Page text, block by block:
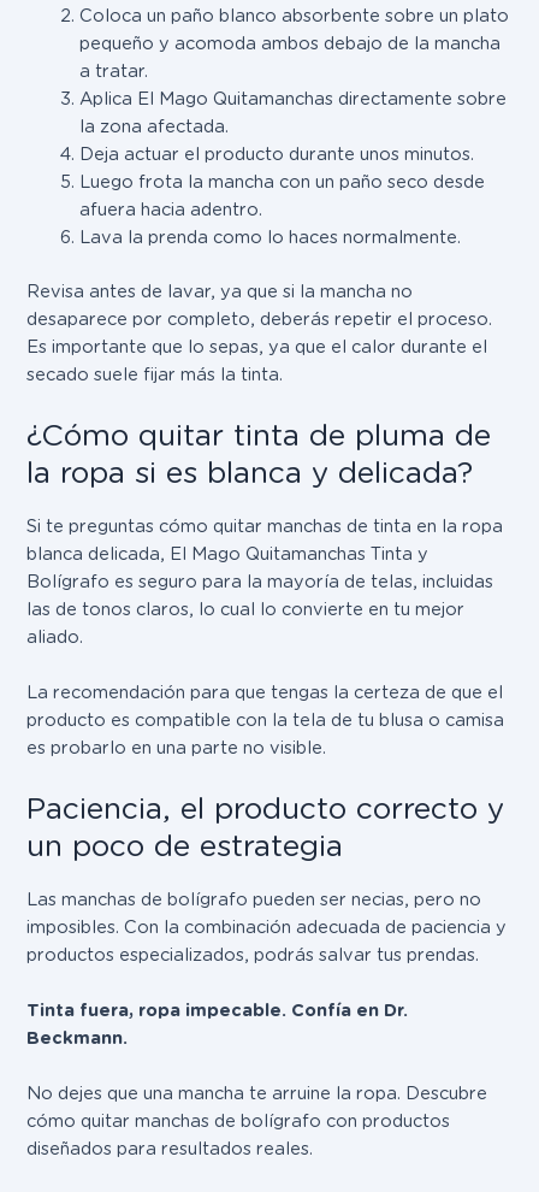
Coloca un paño blanco absorbente sobre un plato
pequeño y acomoda ambos debajo de la mancha
a tratar.
Aplica El Mago Quitamanchas directamente sobre
la zona afectada.
Deja actuar el producto durante unos minutos.
Luego frota la mancha con un paño seco desde
afuera hacia adentro.
Lava la prenda como lo haces normalmente.
Revisa antes de lavar, ya que si la mancha no
desaparece por completo, deberás repetir el proceso.
Es importante que lo sepas, ya que el calor durante el
secado suele fijar más la tinta.
¿Cómo quitar tinta de pluma de
la ropa si es blanca y delicada?
Si te preguntas cómo quitar manchas de tinta en la ropa
blanca delicada, El Mago Quitamanchas Tinta y
Bolígrafo es seguro para la mayoría de telas, incluidas
las de tonos claros, lo cual lo convierte en tu mejor
aliado.
La recomendación para que tengas la certeza de que el
producto es compatible con la tela de tu blusa o camisa
es probarlo en una parte no visible.
Paciencia, el producto correcto y
un poco de estrategia
Las manchas de bolígrafo pueden ser necias, pero no
imposibles. Con la combinación adecuada de paciencia y
productos especializados, podrás salvar tus prendas.
Tinta fuera, ropa impecable. Confía en Dr.
Beckmann.
No dejes que una mancha te arruine la ropa. Descubre
cómo quitar manchas de bolígrafo con productos
diseñados para resultados reales.